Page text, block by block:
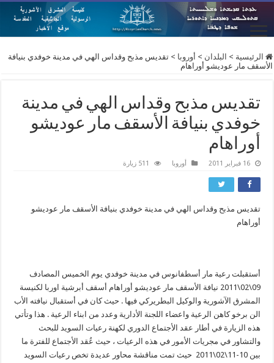
الرئيسية > البلدان > أوروبا > تقديس مذبح وقداس الهي في مدينة خوفدي بنيافة
الأسقف مار عوديشو أوراهام
تقديس مذبح وقداس الهي في مدينة
خوفدي بنيافة الأسقف مار عوديشو
أوراهام
16 فبراير 2011 أوروبا 511 زيارة
تقديس مذبح وقداس الهي في مدينة خوفدي بنيافة الأسقف مار عوديشو
أوراهام
أستقبلت رعية مار أسطفانوس في مدينة خوفدي يوم الخميس المصادف
09\02\2011 نيافة الأسقف مار عوديشو أوراهام أسقف أبرشية اوربا لكنيسة
المشرق الآشورية والوكيل البطريركي فيها . حيث كان في أستقبال نيافته الأب
الن برخو كاهن الرعية واعضاء اللجنة الأدارية وعدد من ابناء الرعية . هذا وتأتي
هذه الزيارة في أطار عقد الأجتماع الدوري لكهنة رعيات السويد للبحث
والتشاور في مجريات الأمور في هذه الرعيات ، حيث عُقد الأجتماع للفترة ما
بين 10-11\02\2011 حيث تمت مناقشة محاور عديدة تخص رعيات السويد